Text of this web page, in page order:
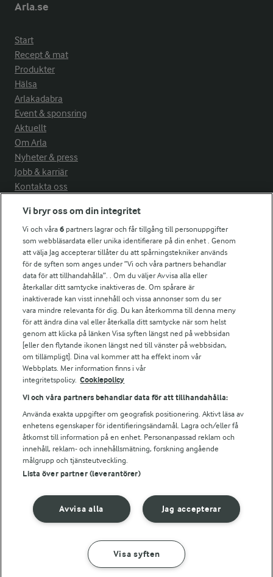
GÖR SÅ HÄR INGREDIENSER
Arla.se
Start
Recept & mat
Produkter
Hälsa
Arlakadabra
Event & sponsring
Aktuellt
Om Arla
Nyheter & press
Jobb & karriär
Kontakta oss
Arla in other countries
Fler Arlasajter
För ägare
Arlas kundportal
Arla.com
Falbygdens Ost
Arla webbshop
Bildbank
Följ oss
© 2026 Arla Foods
Vi bryr oss om din integritet
Vi och våra6 partners lagrar och får tillgång till personuppgifter
som webbläsardata eller unika identifierare på din enhet . Genom
att välja Jag accepterar tillåter du att spårningstekniker används
för de syften som anges under ”Vi och våra partners behandlar
data för att tillhandahålla”. . Om du väljer Avvisa alla eller
återkallar ditt samtycke inaktiveras de. Om spårare är
inaktiverade kan visst innehåll och vissa annonser som du ser
vara mindre relevanta för dig. Du kan återkomma till denna meny
för att ändra dina val eller återkalla ditt samtycke när som helst
genom att klicka på länken Visa syften längst ned på webbsidan
[eller den flytande ikonen längst ned till vänster på webbsidan,
om tillämpligt]. Dina val kommer att ha effekt inom vår
Webbplats. Mer information finns i vår
integritetspolicy. Cookiepolicy
Vi och våra partners behandlar data för att tillhandahålla:
Använda exakta uppgifter om geografisk positionering. Aktivt läsa av
enhetens egenskaper för identifieringsändamål. Lagra och/eller få
åtkomst till information på en enhet. Personanpassad reklam och
innehåll, reklam- och innehållsmätning, forskning angående
målgrupp och tjänsteutveckling.
Lista över partner (leverantörer)
Jag accepterar
Avvisa alla
Visa syften